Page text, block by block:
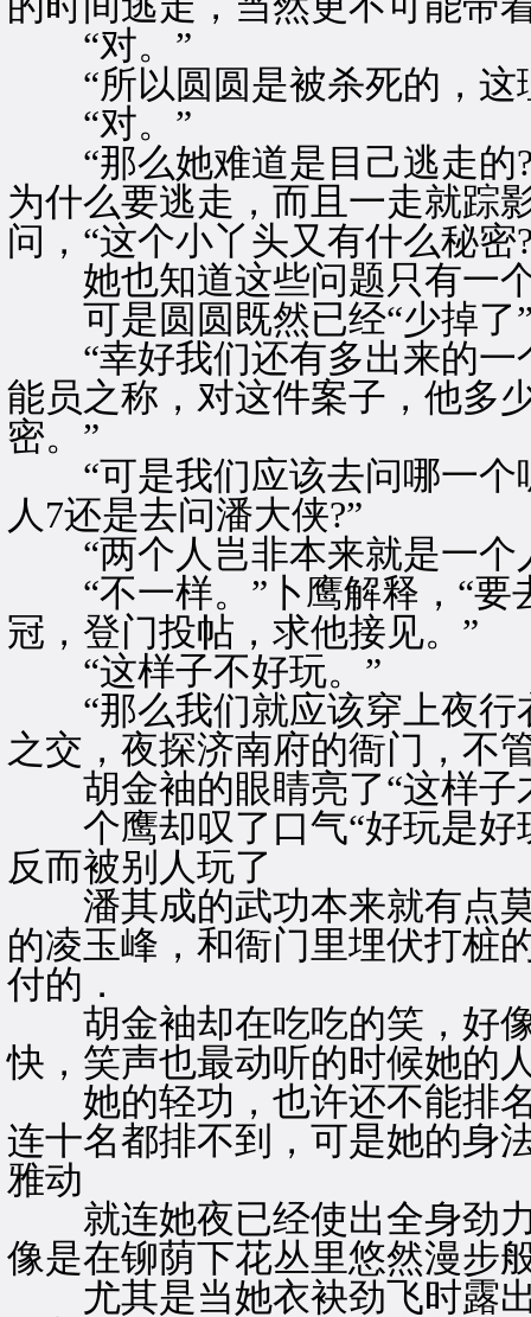
“对。”
“所以圆圆是被杀死的，这
“对。”
“那么她难道是目己逃走的?
为什么要逃走，而且一走就踪
问，“这个小丫头又有什么秘密
她也知道这些问题只有一
可是圆圆既然已经“少掉了”
“幸好我们还有多出来的一
能员之称，对这件案子，他多
密。”
“可是我们应该去问哪一个
人7还是去问潘大侠?”
“两个人岂非本来就是一个
“不一样。”卜鹰解释，“要
冠，登门投帖，求他接见。”
“这样子不好玩。”
“那么我们就应该穿上夜行
之交，夜探济南府的衙门，不
胡金袖的眼睛亮了“这样子
个鹰却叹了口气“好玩是好
反而被别人玩了
潘其成的武功本来就有点莫
的凌玉峰，和衙门里埋伏打桩
付的．
胡金袖却在吃吃的笑，好像
快，笑声也最动听的时候她的
她的轻功，也许还不能排名
连十名都排不到，可是她的身
雅动
就连她夜已经使出全身劲力
像是在铆荫下花丛里悠然漫步
尤其是当她衣袂劲飞时露出